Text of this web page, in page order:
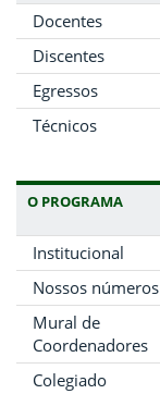
Docentes
Discentes
Egressos
Técnicos
O PROGRAMA
Institucional
Nossos números
Mural de
Coordenadores
Colegiado